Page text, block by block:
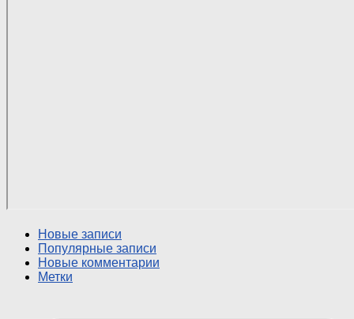
Новые записи
Популярные записи
Новые комментарии
Метки